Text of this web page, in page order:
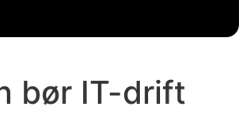
bør IT-drift